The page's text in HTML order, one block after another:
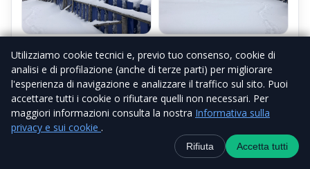
Utilizziamo cookie tecnici e, previo tuo consenso, cookie di
analisi e di profilazione (anche di terze parti) per migliorare
l'esperienza di navigazione e analizzare il traffico sul sito. Puoi
accettare tutti i cookie o rifiutare quelli non necessari. Per
maggiori informazioni consulta la nostra Informativa sulla
privacy e sui cookie .
Rifiuta Accetta tutti
WhatsApp Canale